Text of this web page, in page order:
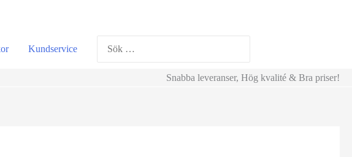
Kundservice
for:
Snabba leveranser, Hög kvalité & Bra priser!